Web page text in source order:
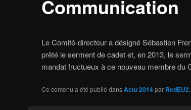
Communication
Le Comité-directeur a désigné Sébastien
prêté le serment de cadet et, en 2013, le
mandat fructueux à ce nouveau membre du
Ce contenu a été publié dansActu 2014par RedEU2